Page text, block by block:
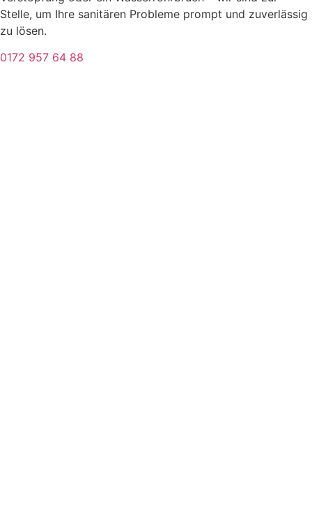
Stelle, um Ihre sanitären Probleme prompt und zuverlässig
zu lösen.
0172 957 64 88